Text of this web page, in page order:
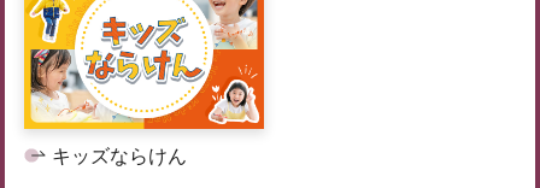
キッズならけん